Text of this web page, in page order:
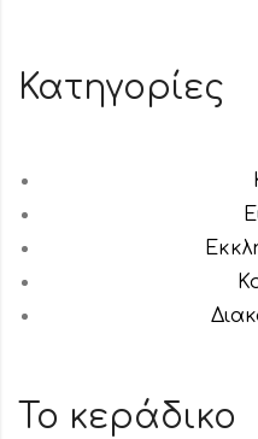
Κατηγορίες
Το κεράδικο